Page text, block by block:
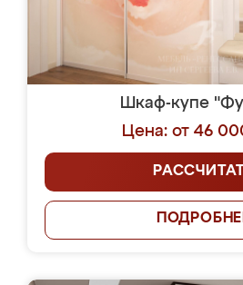
Шкаф-купе
Цена: от 46